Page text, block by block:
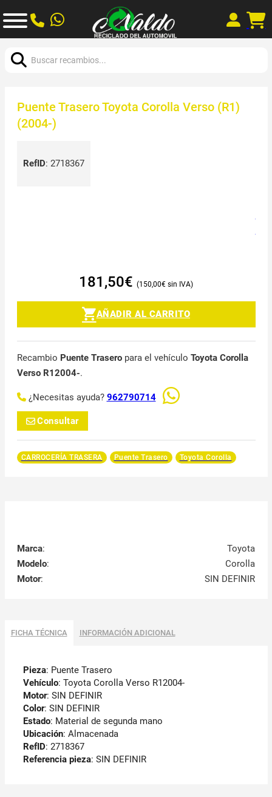
Puente Trasero Toyota Corolla Verso (R1)
(2004-)
RefID: 2718367
181,50€ 150,00€
AÑADIR AL CARRITO
Recambio Puente Traseropara el vehículo Toyota Corolla
Verso R12004-.
¿Necesitas ayuda? 962790714
Consultar
CARROCERÍA TRASERA Puente Trasero Toyota Corolla
Marca:
Toyota
Modelo:
Corolla
Motor: SIN DEFINIR
FICHA TÉCNICA INFORMACIÓN ADICIONAL
Pieza: Puente Trasero
Vehículo: Toyota Corolla Verso R12004-
Motor: SIN DEFINIR
Color: SIN DEFINIR
Estado: Material de segunda mano
Ubicación: Almacenada
RefID: 2718367
Referencia pieza: SIN DEFINIR